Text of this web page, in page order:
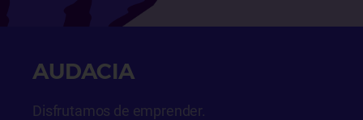
AUDACIA
Disfrutamos de emprender.